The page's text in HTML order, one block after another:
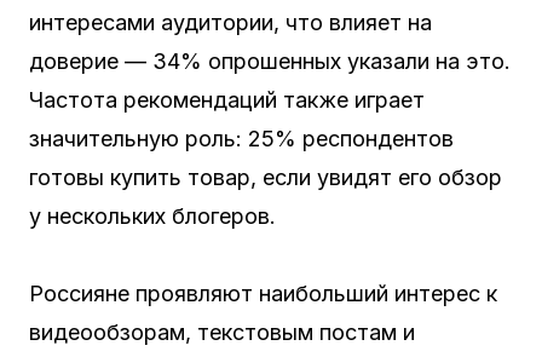
интересами аудитории, что влияет на
доверие — 34% опрошенных указали на это.
Частота рекомендаций также играет
значительную роль: 25% респондентов
готовы купить товар, если увидят его обзор
у нескольких блогеров.
Россияне проявляют наибольший интерес к
видеообзорам, текстовым постам и